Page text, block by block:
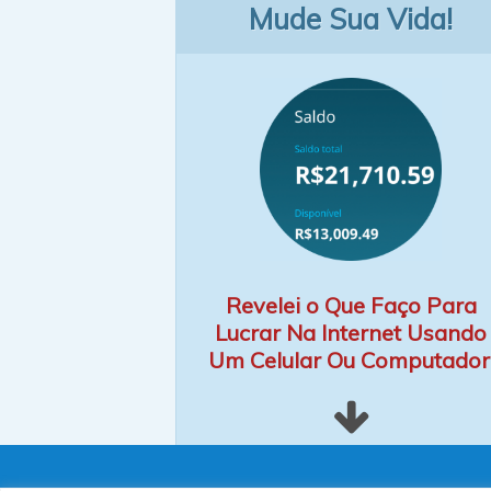
Mude Sua Vida!
Revelei o Que Faço Para
Lucrar Na Internet Usando
Um Celular Ou